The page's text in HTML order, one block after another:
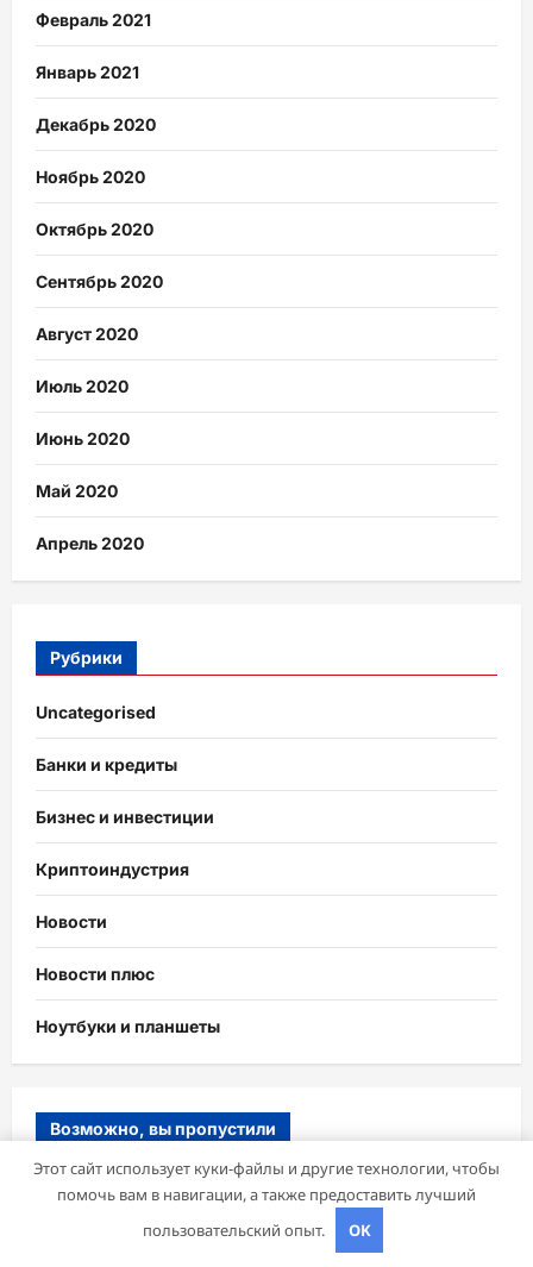
Февраль 2021
Январь 2021
Декабрь 2020
Ноябрь 2020
Октябрь 2020
Сентябрь 2020
Август 2020
Июль 2020
Июнь 2020
Май 2020
Апрель 2020
Рубрики
Uncategorised
Банки и кредиты
Бизнес и инвестиции
Криптоиндустрия
Новости
Новости плюс
Ноутбуки и планшеты
Возможно, вы пропустили
Этот сайт использует куки-файлы и другие технологии, чтобы
помочь вам в навигации, а также предоставить лучший
пользовательский опыт.
OK